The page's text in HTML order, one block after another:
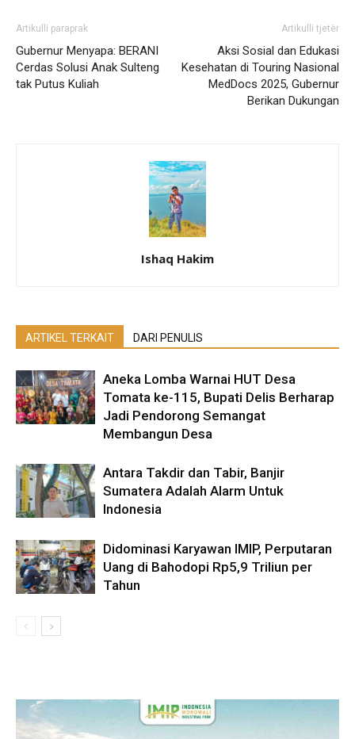
Artikulli paraprak
Gubernur Menyapa: BERANI
Cerdas Solusi Anak Sulteng
tak Putus Kuliah
Artikulli tjetër
Aksi Sosial dan Edukasi
Kesehatan di Touring Nasional
MedDocs 2025, Gubernur
Berikan Dukungan
Ishaq Hakim
ARTIKEL TERKAIT DARI PENULIS
Aneka Lomba Warnai HUT Desa
Tomata ke-115, Bupati Delis Berharap
Jadi Pendorong Semangat
Membangun Desa
Antara Takdir dan Tabir, Banjir
Sumatera Adalah Alarm Untuk
Indonesia
Didominasi Karyawan IMIP, Perputaran
Uang di Bahodopi Rp5,9 Triliun per
Tahun